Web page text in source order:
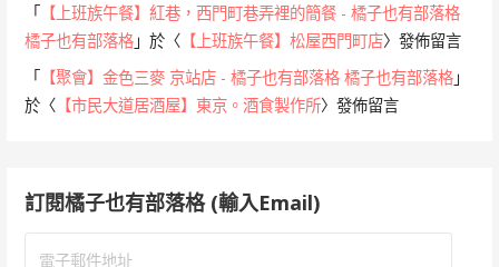
「 【上班族午餐】紅巷，西門町巷弄裡的簡餐 - 橘子也有部落格
橘子也有部落格 」於〈 【上班族午餐】松屋西門町店〉發佈留言
「 【聚會】金色三麥 京站店 - 橘子也有部落格 橘子也有部落格 」
於〈 【市民大道居酒屋】東京。酒食製作所〉發佈留言
訂閱橘子也有部落格 (輸入Email)